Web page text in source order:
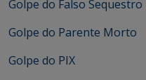
Golpe do Falso Sequestro
Golpe do Parente Morto
Golpe do PIX